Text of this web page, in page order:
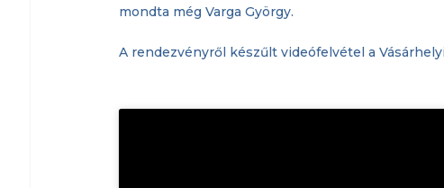
mondta még Varga György.
A rendezvényről készűlt videófelvétel a